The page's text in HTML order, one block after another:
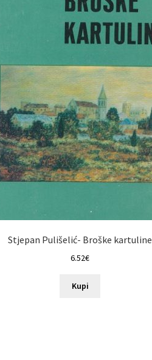
Stjepan Pulišelić- Broške kartuline
6.52€
Kupi